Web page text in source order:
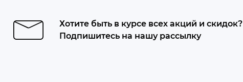
Хотите быть в курсе всех акций и скидок?
Подпишитесь на нашу рассылку